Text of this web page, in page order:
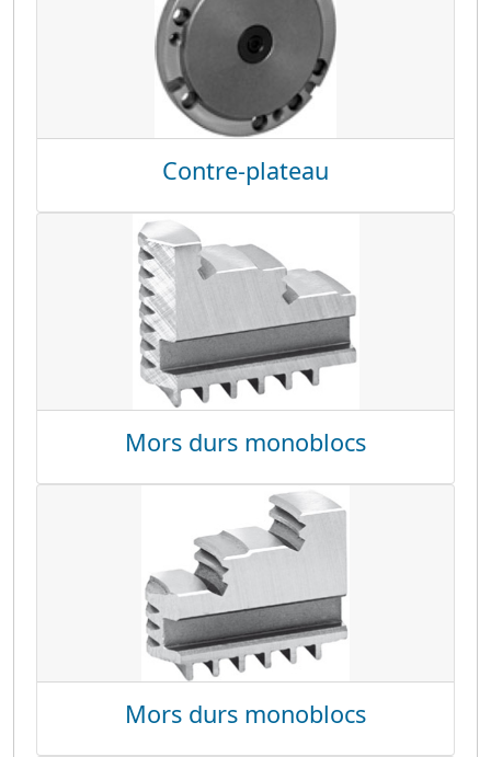
Contre-plateau
Mors durs monoblocs
Mors durs monoblocs